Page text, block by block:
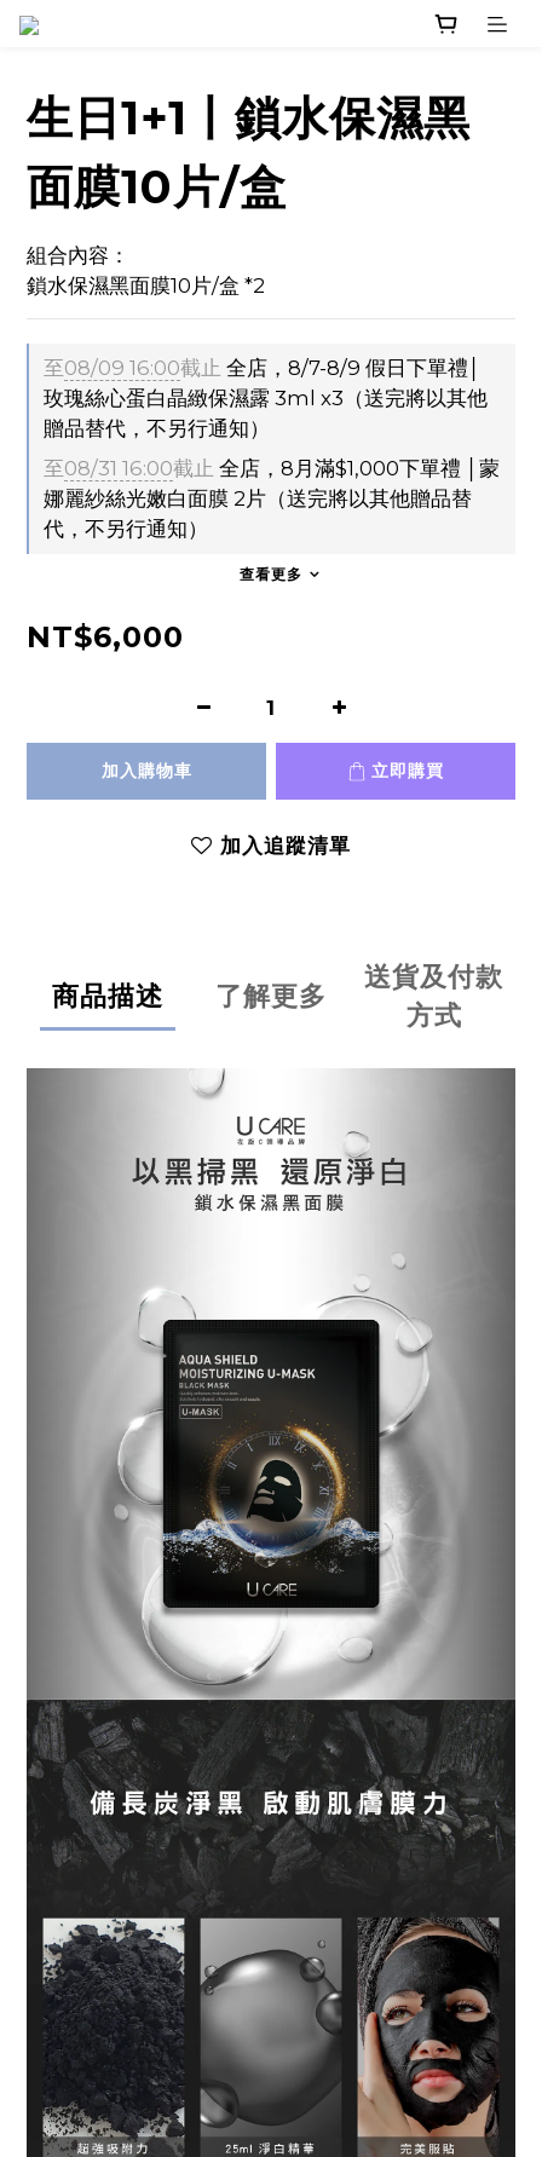
生日1+1丨鎖水保濕黑
面膜10片/盒
組合內容：
鎖水保濕黑面膜10片/盒 *2
至08/09 16:00截止 全店，8/7-8/9 假日下單禮│
玫瑰絲心蛋白晶緻保濕露 3ml x3（送完將以其他
贈品替代，不另行通知）
至08/31 16:00截止 全店，8月滿$1,000下單禮 │蒙
娜麗紗絲光嫩白面膜 2片（送完將以其他贈品替
代，不另行通知）
查看更多
NT$6,000
加入購物車 立即購買
加入追蹤清單
商品描述 了解更多
送貨及付款
方式